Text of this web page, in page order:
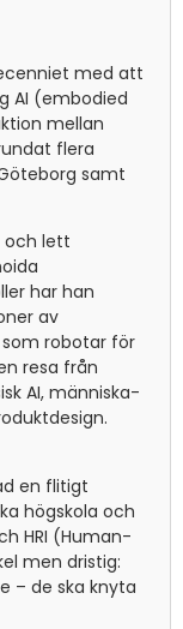
med att
AI (embodied
mellan
flera
samt
och lett
har han
av
robotar för
resa från
AI, människa-
en flitigt
högskola och
HRI (Human-
men dristig:
– de ska knyta